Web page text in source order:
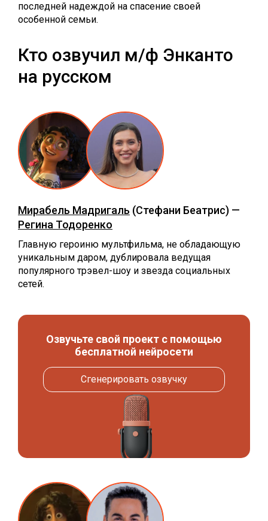
последней надеждой на спасение своей
особенной семьи.
Кто озвучил м/ф Энканто
на русском
Мирабель Мадригаль (Стефани Беатрис) —
Регина Тодоренко
Главную героиню мультфильма, не обладающую
уникальным даром, дублировала ведущая
популярного трэвел-шоу и звезда социальных
сетей.
Озвучьте свой проект с помощью
бесплатной нейросети
Сгенерировать озвучку